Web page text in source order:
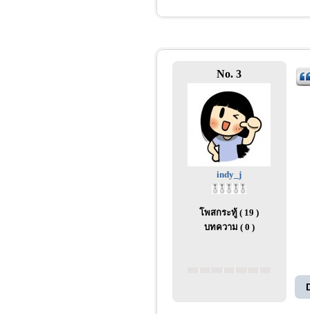
No. 3
indy_j
โพสกระทู้ ( 19 )
บทความ ( 0 )